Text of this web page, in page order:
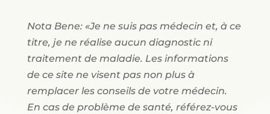
Nota Bene: «Je ne suis pas médecin et, à ce
titre, je ne réalise aucun diagnostic ni
traitement de maladie. Les informations
de ce site ne visent pas non plus à
remplacer les conseils de votre médecin.
En cas de problème de santé, référez-vous